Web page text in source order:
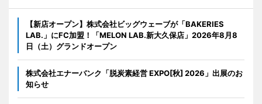
【新店オープン】株式会社ビッグウェーブが「BAKERIES
LAB.」にFC加盟！「MELON LAB.新大久保店」2026年8月8
日（土）グランドオープン
株式会社エナーバンク「脱炭素経営 EXPO[秋] 2026」出展のお
知らせ